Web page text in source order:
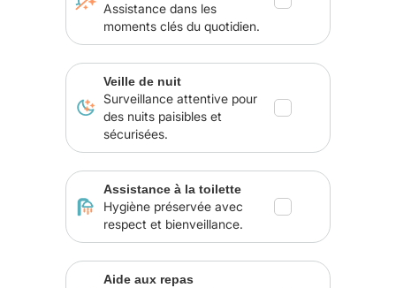
Assistance dans les
moments clés du quotidien.
Veille de nuit
Surveillance attentive pour
des nuits paisibles et
sécurisées.
Assistance à la toilette
Hygiène préservée avec
respect et bienveillance.
Aide aux repas